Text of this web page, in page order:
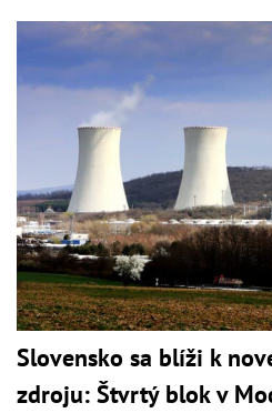
Slovensko sa blíži k
zdroju: Štvrtý blok v